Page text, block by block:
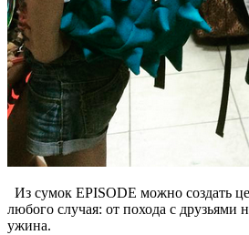
Из сумок EPISODE можно создать
любого случая: от похода с друзьями
ужина.